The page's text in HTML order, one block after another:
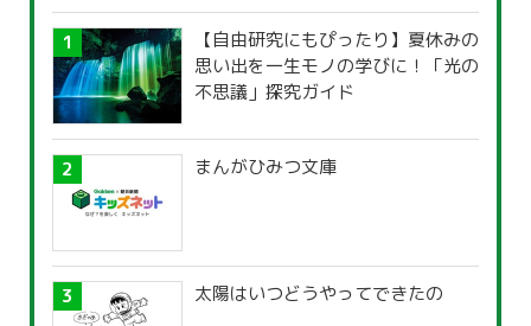
【自由研究にもぴったり】夏休みの
思い出を一生モノの学びに！「光の
不思議」探究ガイド
まんがひみつ文庫
太陽はいつどうやってできたの